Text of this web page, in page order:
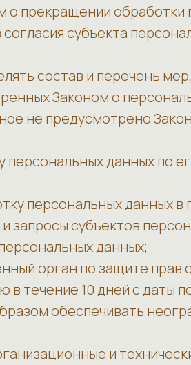
прекращении
субъекта
состав и перечень
Законом о
не предусмотрено
персональных данных
персональных данных
запросы субъектов
данных;
орган по защите прав
течение 10 дней с даты
обеспечивать
и